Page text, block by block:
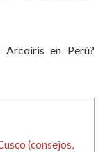
Arcoíris en Perú?
(consejos,